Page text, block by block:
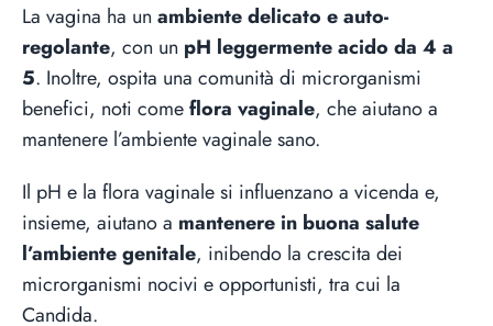
La vagina ha un ambiente delicato e auto-
regolante, con un pH leggermente acido da 4 a
5. Inoltre, ospita una comunità di microrganismi
benefici, noti comeflora vaginale, che aiutano a
mantenere l’ambiente vaginale sano.
Il pH e la flora vaginale si influenzano a vicenda e,
insieme, aiutano a mantenere in buona salute
l’ambiente genitale, inibendo la crescita dei
microrganismi nocivi e opportunisti, tra cui la
Candida.